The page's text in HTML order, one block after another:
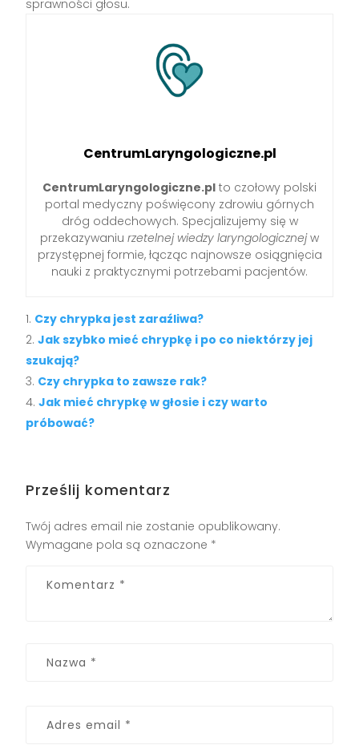
sprawności głosu.
CentrumLaryngologiczne.pl
CentrumLaryngologiczne.pl to czołowy polski
portal medyczny poświęcony zdrowiu górnych
dróg oddechowych. Specjalizujemy się w
przekazywaniu rzetelnej wiedzy laryngologicznejw
przystępnej formie, łącząc najnowsze osiągnięcia
nauki z praktycznymi potrzebami pacjentów.
Czy chrypka jest zaraźliwa?
Jak szybko mieć chrypkę i po co niektórzy jej
szukają?
Czy chrypka to zawsze rak?
Jak mieć chrypkę w głosie i czy warto
próbować?
Prześlij komentarz
Twój adres email nie zostanie opublikowany.
Wymagane pola są oznaczone *